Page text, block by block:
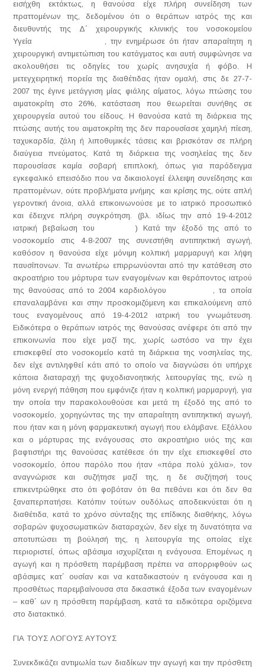
εισήχθη εκτάκτως, η θανούσα είχε πλήρη συνείδηση των
πραττομένων της, δεδομένου ότι ο θεράπων ιατρός της και
διευθυντής της Δ΄ χειρουργικής κλινικής του νοσοκομείου
Υγεία , την ενημέρωσε ότι ήταν απαραίτητη η
χειρουργική αντιμετώπιση του κατάγματος και αυτή συμφώνησε να
ακολουθήσει τις οδηγίες του χωρίς ανησυχία ή φόβο. Η
μετεγχειρητική πορεία της διαθέτιδας ήταν ομαλή, στις δε 27-7-
2007 της έγινε μετάγγιση μίας φιάλης αίματος, λόγω πτώσης του
αιματοκρίτη στο 26%, κατάσταση που θεωρείται συνήθης σε
χειρουργεία αυτού του είδους. Η θανούσα κατά τη διάρκεια της
πτώσης αυτής του αιματοκρίτη της δεν παρουσίασε χαμηλή πίεση,
ταχυκαρδία, ζάλη ή λιποθυμικές τάσεις και βρισκόταν σε πλήρη
διαύγεια πνεύματος. Κατά τη διάρκεια της νοσηλείας της δεν
παρουσίασε καμία σοβαρή επιπλοκή, όπως για παράδειγμα
εγκεφαλικό επεισόδιο που να δικαιολογεί έλλειψη συνείδησης και
πραττομένων, ούτε προβλήματα μνήμης και κρίσης της, ούτε απλή
γεροντική άνοια, αλλά επικοινωνούσε με το ιατρικό προσωπικό
και έδειχνε πλήρη συγκρότηση. (βλ. ιδίως την από 19-4-2012
ιατρική βεβαίωση του ) Κατά την έξοδό της από το
νοσοκομείο στις 4-8-2007 της συνεστήθη αντιπηκτική αγωγή,
καθόσον η θανούσα είχε μόνιμη κολπική μαρμαρυγή και λήψη
παυσίπονων. Τα ανωτέρω επιρρωνύονται από την κατάθεση στο
ακροατήριο του μάρτυρα των εναγομένων και θεράποντος ιατρού
της θανούσας από το 2004 καρδιολόγου , τα οποία
επαναλαμβάνει και στην προσκομιζόμενη και επικαλούμενη από
τους εναγομένους από 19-4-2012 ιατρική του γνωμάτευση.
Ειδικότερα ο θεράπων ιατρός της θανούσας ανέφερε ότι από την
επικοινωνία που είχε μαζί της, χωρίς ωστόσο να την έχει
επισκεφθεί στο νοσοκομείο κατά τη διάρκεια της νοσηλείας της,
δεν είχε αντιληφθεί κάτι από το οποίο να διαγνώσει ότι υπήρχε
κάποια διαταραχή της ψυχοδιανοητικής λειτουργίας της, ενώ η
μόνη ενεργή πάθηση που εμφάνιζε ήταν η κολπική μαρμαρυγή, για
την οποία την παρακολουθούσε και μετά τη έξοδό της από το
νοσοκομείο, χορηγώντας της την απαραίτητη αντιπηκτική αγωγή,
που ήταν και η μόνη φαρμακευτική αγωγή που ελάμβανε. Εξάλλου
και ο μάρτυρας της ενάγουσας στο ακροατήριο υιός της και
βαφτιστήρι της θανούσας κατέθεσε ότι την είχε επισκεφθεί στο
νοσοκομείο, όπου παρόλο που ήταν «πάρα πολύ χάλια», τον
αναγνώρισε και συζήτησε μαζί της, η δε συζήτησή τους
επικεντρώθηκε στο ότι φοβόταν ότι θα πεθάνει και ότι δεν θα
ξαναπερπατήσει. Κατόπιν τούτων ουδόλως αποδεικνύεται ότι η
διαθέτιδα, κατά το χρόνο σύνταξης της επίδικης διαθήκης, λόγω
σοβαρών ψυχοσωματικών διαταραχών, δεν είχε τη δυνατότητα να
αποτυπώσει τη βούλησή της, η λειτουργία της οποίας είχε
περιοριστεί, όπως αβάσιμα ισχυρίζεται η ενάγουσα. Επομένως η
αγωγή και η πρόσθετη παρέμβαση πρέπει να απορριφθούν ως
αβάσιμες κατ΄ ουσίαν και να καταδικαστούν η ενάγουσα και η
προσθέτως παρεμβαίνουσα στα δικαστικά έξοδα των εναγομένων
– καθ΄ ων η πρόσθετη παρέμβαση, κατά τα ειδικότερα οριζόμενα
στο διατακτικό.
ΓΙΑ ΤΟΥΣ ΛΟΓΟΥΣ ΑΥΤΟΥΣ
Συνεκδικάζει αντιμωλία των διαδίκων την αγωγή και την πρόσθετη